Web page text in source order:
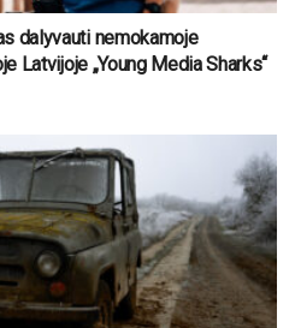
dalyvauti nemokamoje
Latvijoje „Young Media Sharks“